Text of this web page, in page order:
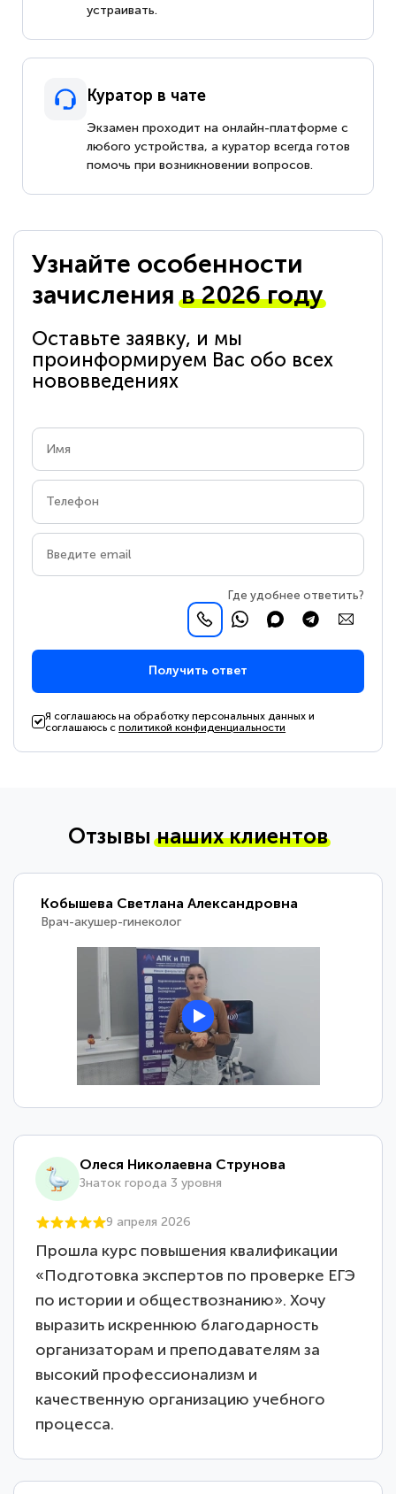
устраивать.
Куратор в чате
Экзамен проходит на онлайн-платформе с
любого устройства, а куратор всегда готов
помочь при возникновении вопросов.
Узнайте особенности
зачисленияв 2026 году
Оставьте заявку, и мы
проинформируем Вас обо всех
нововведениях
Где удобнее ответить?
Получить ответ
Я соглашаюсь на обработку персональных данных и
соглашаюсь сполитикой конфиденциальности
Отзывынаших клиентов
Кобышева Светлана Александровна
Врач-акушер-гинеколог
Олеся Николаевна Струнова
Знаток города 3 уровня
9 апреля 2026
Прошла курс повышения квалификации
«Подготовка экспертов по проверке ЕГЭ
по истории и обществознанию». Хочу
выразить искреннюю благодарность
организаторам и преподавателям за
высокий профессионализм и
качественную организацию учебного
процесса.